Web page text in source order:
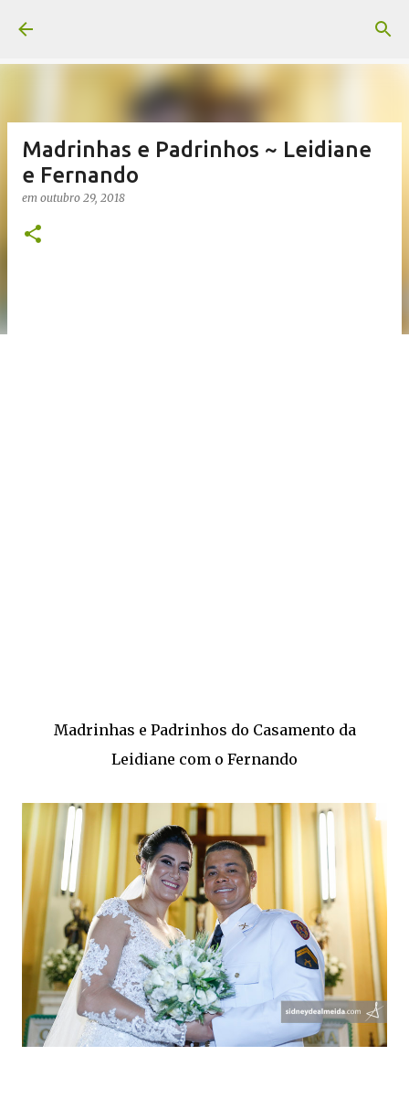
Madrinhas e Padrinhos ~ Leidiane
e Fernando
em outubro 29, 2018
Madrinhas e Padrinhos do Casamento da
Leidiane com o Fernando